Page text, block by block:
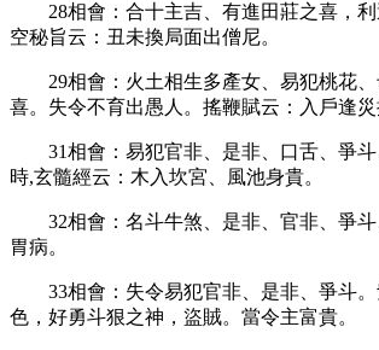
28相會：合十主吉、有進田莊之喜，
空秘旨云：丑未換局面出僧尼。
29相會：火土相生多產女、易犯桃花
喜。失令不育出愚人。搖鞭賦云：入戶逢災
31相會：易犯官非、是非、口舌、爭
時,玄髓經云：木入坎宮、風池身貴。
32相會：名斗牛煞、是非、官非、爭
胃病。
33相會：失令易犯官非、是非、爭斗
色，好勇斗狠之神，盜賊。當令主富貴。